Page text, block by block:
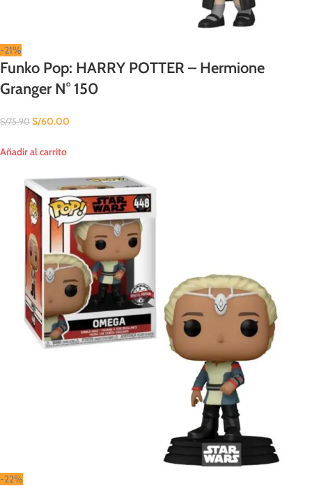
-21%
Funko Pop: HARRY POTTER – Hermione
Granger N° 150
S/75.90 S/60.00
Añadir al carrito
-22%